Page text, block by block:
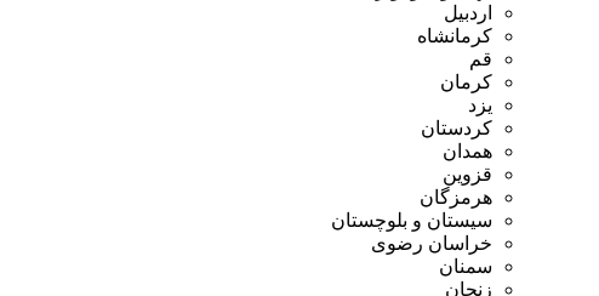
اردبیل
کرمانشاه
قم
کرمان
یزد
کردستان
همدان
قزوین
هرمزگان
سیستان و بلوچستان
خراسان رضوی
سمنان
زنجان